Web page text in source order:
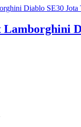
Lamborghini